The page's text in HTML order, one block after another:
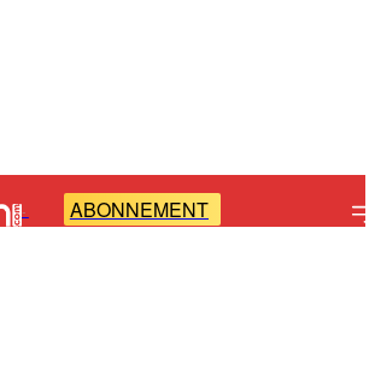
- ABONNEMENT